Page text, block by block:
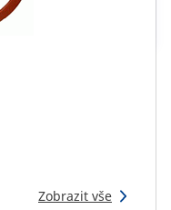
Zobrazit vše